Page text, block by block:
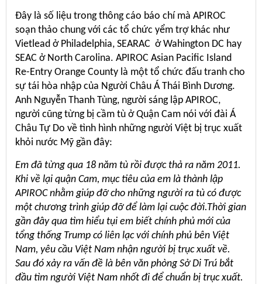
Đây là số liệu trong thông cáo báo chí mà APIROC
soạn thảo chung với các tổ chức yểm trợ khác như
Vietlead ở Philadelphia, SEARAC ở Wahington DC hay
SEAC ở North Carolina. APIROC Asian Pacific Island
Re-Entry Orange County là một tổ chức đấu tranh cho
sự tái hòa nhập của Người Châu Á Thái Bình Dương.
Anh Nguyễn Thanh Tùng, người sáng lập APIROC,
người cũng từng bị cầm tù ở Quận Cam nói với đài Á
Châu Tự Do về tình hình những người Việt bị trục xuất
khỏi nước Mỹ gần đây:
Em đã từng qua 18 năm tù rồi được thả ra năm 2011.
Khi về lại quận Cam, mục tiêu của em là thành lập
APIROC nhằm giúp đỡ cho những người ra tù có được
một chương trình giúp đỡ để làm lại cuộc đời.Thời gian
gần đây qua tìm hiểu tụi em biết chính phủ mới của
tổng thống Trump có liên lạc với chính phủ bên Việt
Nam, yêu cầu Việt Nam nhận người bị trục xuất về.
Sau đó xảy ra vấn đề là bên văn phòng Sở Di Trú bắt
đầu tìm người Việt Nam nhốt đi để chuẩn bị trục xuất.